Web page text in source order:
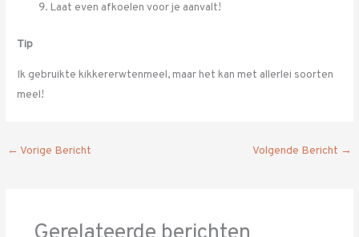
Laat even afkoelen voor je aanvalt!
Tip
Ik gebruikte kikkererwtenmeel, maar het kan met allerlei soorten
meel!
← Vorige Bericht Volgende Bericht →